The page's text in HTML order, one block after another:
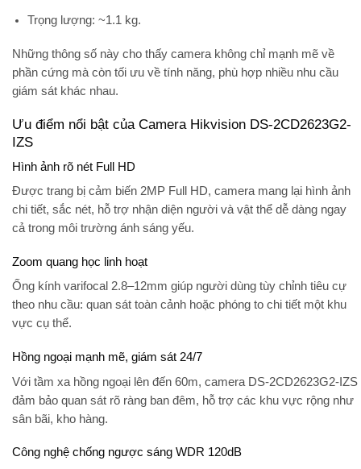
Trọng lượng: ~1.1 kg.
Những thông số này cho thấy camera không chỉ mạnh mẽ về
phần cứng mà còn tối ưu về tính năng, phù hợp nhiều nhu cầu
giám sát khác nhau.
Ưu điểm nổi bật của Camera Hikvision DS-2CD2623G2-
IZS
Hình ảnh rõ nét Full HD
Được trang bị cảm biến 2MP Full HD, camera mang lại hình ảnh
chi tiết, sắc nét, hỗ trợ nhận diện người và vật thể dễ dàng ngay
cả trong môi trường ánh sáng yếu.
Zoom quang học linh hoạt
Ống kính varifocal 2.8–12mm giúp người dùng tùy chỉnh tiêu cự
theo nhu cầu: quan sát toàn cảnh hoặc phóng to chi tiết một khu
vực cụ thể.
Hồng ngoại mạnh mẽ, giám sát 24/7
Với tầm xa hồng ngoại lên đến 60m, camera DS-2CD2623G2-IZS
đảm bảo quan sát rõ ràng ban đêm, hỗ trợ các khu vực rộng như
sân bãi, kho hàng.
Công nghệ chống ngược sáng WDR 120dB